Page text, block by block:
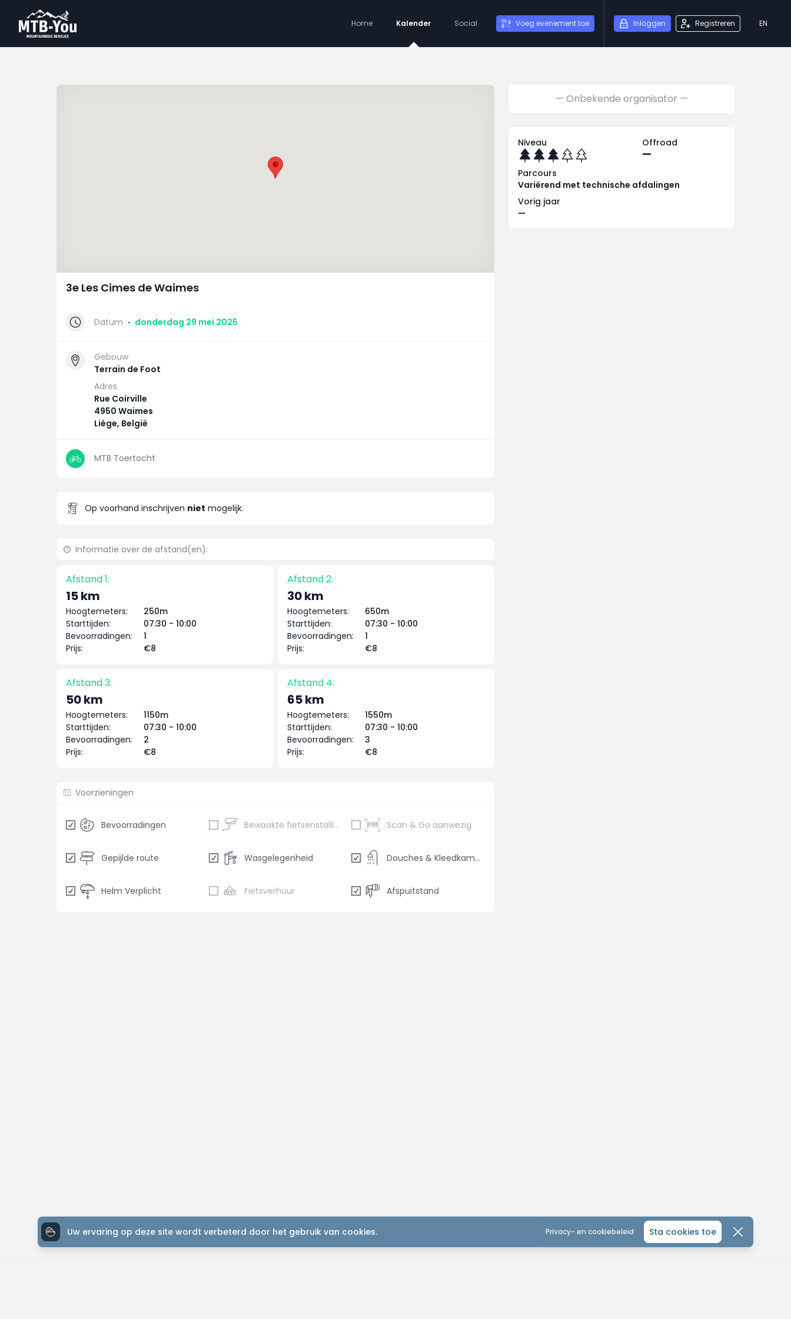
Home Kalender Social Voeg evenement toe Inloggen Registreren EN
3e Les Cimes de Waimes
Datum · donderdag 29 mei 2025
Gebouw
Terrain de Foot
Adres
Rue Coirville
4950 Waimes
Liège, België
MTB Toertocht
Op voorhand inschrijven niet mogelijk.
Informatie over de afstand(en):
Afstand 1:
15 km
Hoogtemeters:
250m
Starttijden:
07:30 - 10:00
Bevoorradingen:
1
Prijs:
€8
Afstand 2:
30 km
Hoogtemeters:
650m
Starttijden:
07:30 - 10:00
Bevoorradingen:
1
Prijs:
€8
Afstand 3:
50 km
Hoogtemeters:
1150m
Starttijden:
07:30 - 10:00
Bevoorradingen:
2
Prijs:
€8
Afstand 4:
65 km
Hoogtemeters:
1550m
Starttijden:
07:30 - 10:00
Bevoorradingen:
3
Prijs:
€8
Voorzieningen
Bevoorradingen Bewaakte fietsenstalling Scan & Go aanwezig
Gepijlde route Wasgelegenheid Douches & Kleedkamers
Helm Verplicht Fietsverhuur Afspuitstand
— Onbekende organisator —
Niveau Offroad
—
Parcours
Variërend met technische afdalingen
Vorig jaar
—
Uw ervaring op deze site wordt verbeterd door het gebruik van cookies. Sta cookies toe
Privacy- en cookiebeleid